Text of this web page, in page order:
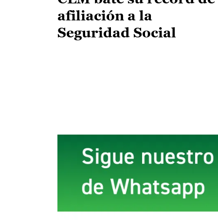
afiliación a la
Seguridad Social